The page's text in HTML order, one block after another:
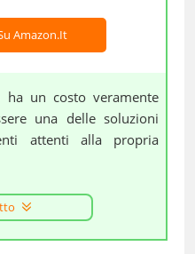
Amazon.it
un costo veramente
una delle soluzioni
attenti alla propria